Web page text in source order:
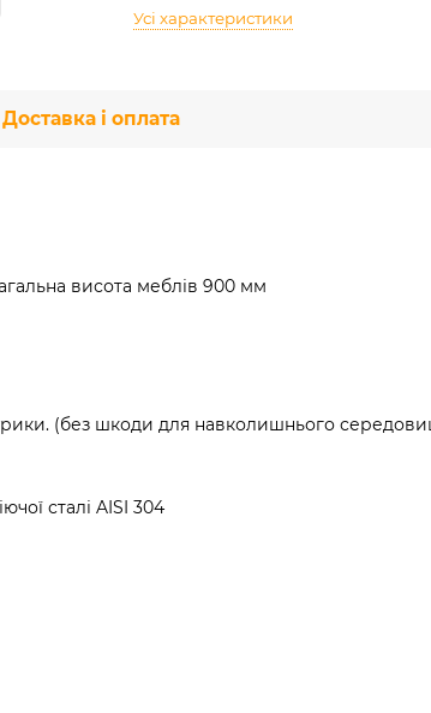
Усі характеристики
Доставка і оплата
висота меблів 900 мм
(без шкоди для навколишнього
сталі AISI 304